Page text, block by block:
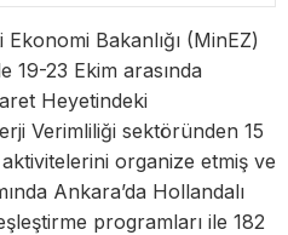
Bakanlığı (MinEZ)
19-23 Ekim arasında
Heyetindeki
Verimliliği sektöründen 15
organize etmiş ve
Ankara’da Hollandalı
programları ile 182